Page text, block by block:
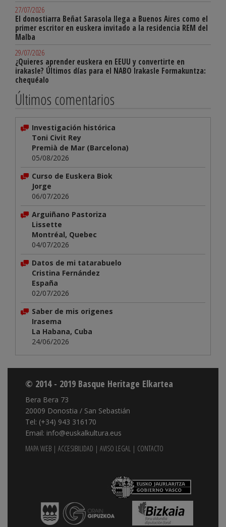
27/07/2026
El donostiarra Beñat Sarasola llega a Buenos Aires como el
primer escritor en euskera invitado a la residencia REM del
Malba
29/07/2026
¿Quieres aprender euskera en EEUU y convertirte en
irakasle? Últimos días para el NABO Irakasle Formakuntza:
chequéalo
Últimos comentarios
Investigación histórica
Toni Civit Rey
Premià de Mar (Barcelona)
05/08/2026
Curso de Euskera Biok
Jorge
06/07/2026
Arguiñano Pastoriza
Lissette
Montréal, Quebec
04/07/2026
Datos de mi tatarabuelo
Cristina Fernández
España
02/07/2026
Saber de mis origenes
Irasema
La Habana, Cuba
24/06/2026
© 2014 - 2019 Basque Heritage Elkartea
Bera Bera 73
20009 Donostia / San Sebastián
Tel: (+34) 943 316170
Email: info@euskalkultura.eus
MAPA WEB | ACCESIBILIDAD | AVISO LEGAL | CONTACTO